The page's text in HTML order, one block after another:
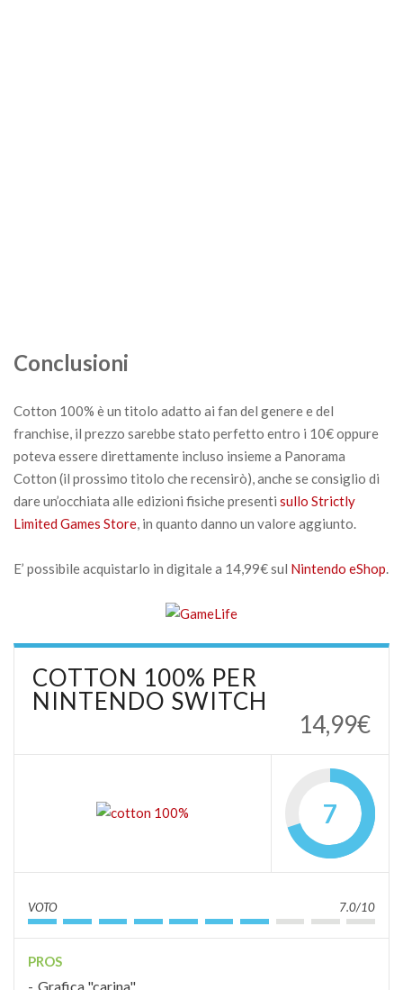
Conclusioni
Cotton 100% è un titolo adatto ai fan del genere e del
franchise, il prezzo sarebbe stato perfetto entro i 10€ oppure
poteva essere direttamente incluso insieme a Panorama
Cotton (il prossimo titolo che recensirò), anche se consiglio di
dare un’occhiata alle edizioni fisiche presenti sullo Strictly
Limited Games Store, in quanto danno un valore aggiunto.
E’ possibile acquistarlo in digitale a 14,99€ sul Nintendo eShop.
COTTON 100% PER
NINTENDO SWITCH
14,99€
7
VOTO 7.0/10
PROS
Grafica "carina"